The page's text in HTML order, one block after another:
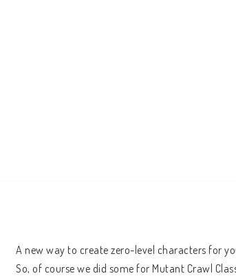
A new way to create zero-level characters for
So, of course we did some for Mutant Crawl